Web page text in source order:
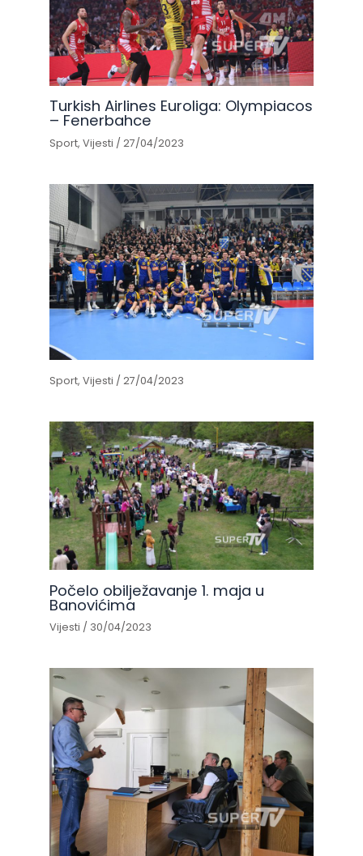
Turkish Airlines Euroliga: Olympiacos
– Fenerbahce
Sport,Vijesti /27/04/2023
Sport,Vijesti /27/04/2023
Počelo obilježavanje 1. maja u
Banovićima
Vijesti / 30/04/2023